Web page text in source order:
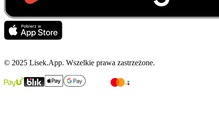
© 2025 Lisek.App. Wszelkie prawa zastrzeżone.